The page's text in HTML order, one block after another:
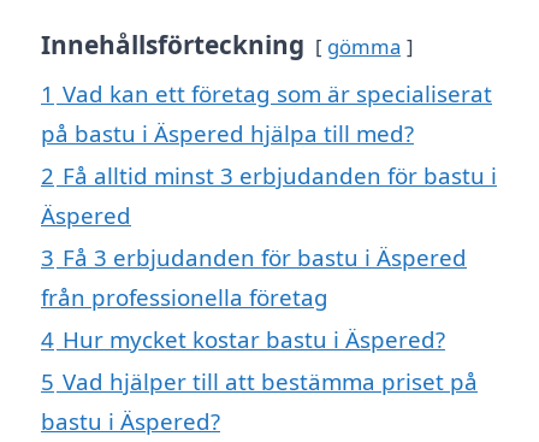
Innehållsförteckning gömma
1 Vad kan ett företag som är specialiserat
på bastu i Äspered hjälpa till med?
2 Få alltid minst 3 erbjudanden för bastu i
Äspered
3 Få 3 erbjudanden för bastu i Äspered
från professionella företag
4 Hur mycket kostar bastu i Äspered?
5 Vad hjälper till att bestämma priset på
bastu i Äspered?